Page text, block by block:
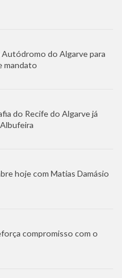
do Algarve para
mandato
do Recife do Algarve já
hoje com Matias Damásio
compromisso com o